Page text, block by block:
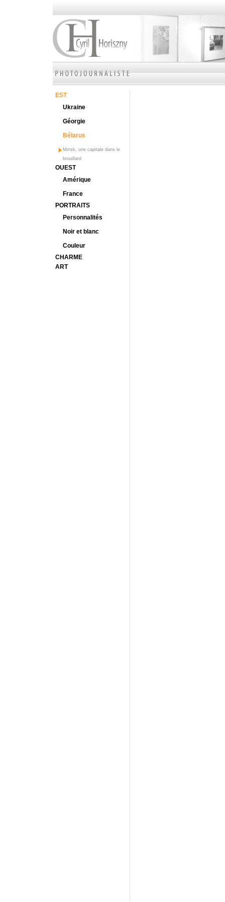
EST
Ukraine
Géorgie
Bélarus
Minsk, une capitale dans le
brouillard
OUEST
Amérique
France
PORTRAITS
Personnalités
Noir et blanc
Couleur
CHARME
ART